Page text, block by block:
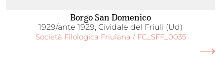
Borgo San Domenico
1929/ante 1929, Cividale del Friuli (Ud)
Società Filologica Friulana / FC_SFF_0035